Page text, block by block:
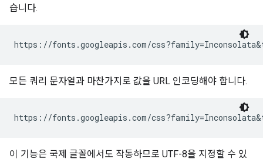
습니다.
모든 쿼리 문자열과 마찬가지로 값을 URL 인코딩해야 합니다.
이 기능은 국제 글꼴에서도 작동하므로 UTF-8을 지정할 수 있